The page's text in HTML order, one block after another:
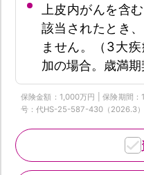
上皮内がんを含
該当されたとき
ません。（3大
加の場合。歳満期
保険金額：1,000万円 | 保険期間
号：代HS-25-587-430（2026.3）